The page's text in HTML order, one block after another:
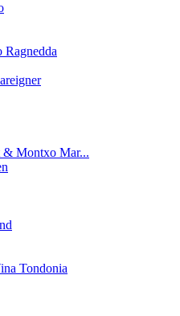
Ragnedda
& Montxo Mar...
Tondonia